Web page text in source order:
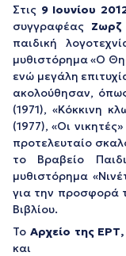
Στις 9 Ιουνίου
συγγραφέας
παιδική
μυθιστόρημα «Ο
ενώ μεγάλη
ακολούθησαν,
(1971), «Κόκκινη
(1977), «Οι
προτελευταίο
το Βραβείο
μυθιστόρημα
για την προσφορά
Βιβλίου.
Το Αρχείο της ΕΡΤ,
και